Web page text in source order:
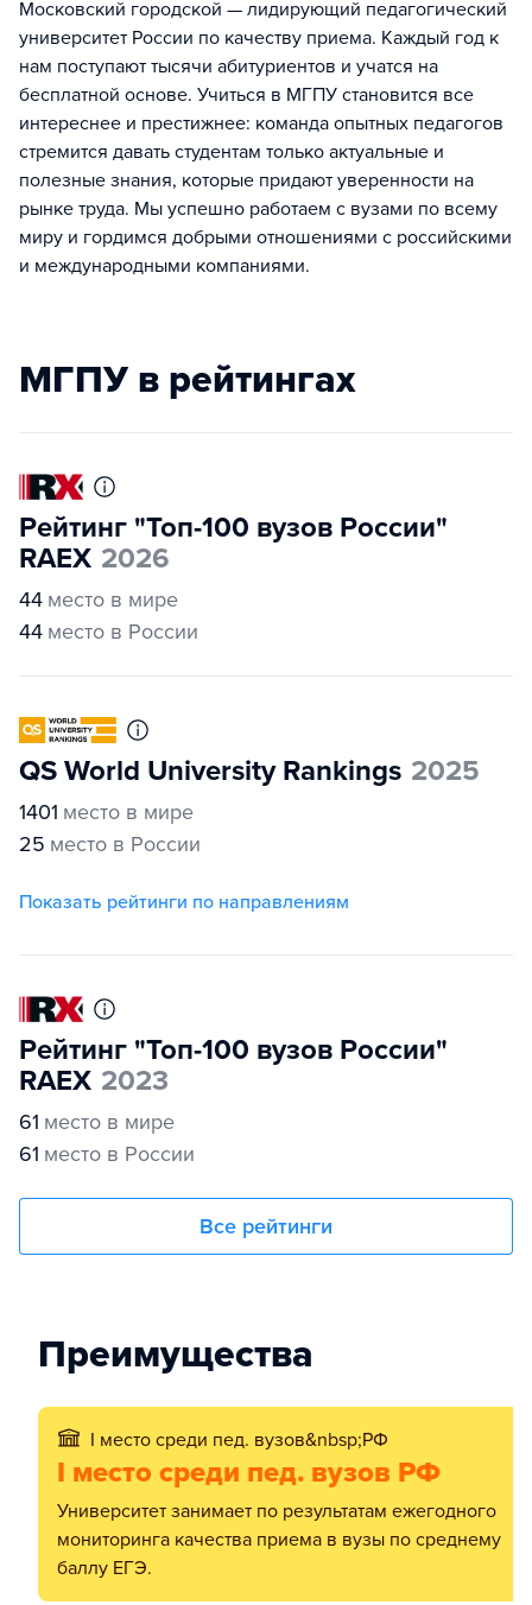
Московский городской — лидирующий педагогический
университет России по качеству приема. Каждый год к
нам поступают тысячи абитуриентов и учатся на
бесплатной основе. Учиться в МГПУ становится все
интереснее и престижнее: команда опытных педагогов
стремится давать студентам только актуальные и
полезные знания, которые придают уверенности на
рынке труда. Мы успешно работаем с вузами по всему
миру и гордимся добрыми отношениями с российскими
и международными компаниями.
МГПУ в рейтингах
Рейтинг "Топ-100 вузов России"
RAEX 2026
44 место в мире
44 место в России
QS World University Rankings 2025
1401 место в мире
25 место в России
Показать рейтинги по направлениям
Рейтинг "Топ-100 вузов России"
RAEX 2023
61 место в мире
61 место в России
Все рейтинги
Преимущества
I место среди пед. вузов&nbsp;РФ
I место среди пед. вузов РФ
университет занимает по результатам ежегодного
мониторинга качества приема в вузы по среднему
баллу ЕГЭ.